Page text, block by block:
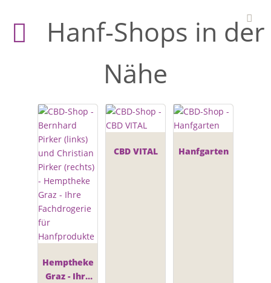
Hanf-Shops in der
Nähe
Hemptheke
Graz - Ihre
CBD VITAL Hanfgarten